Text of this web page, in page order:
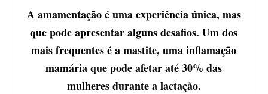
A amamentação é uma experiência única, mas
que pode apresentar alguns desafios. Um dos
mais frequentes é a mastite, uma inflamação
mamária que pode afetar até 30% das
mulheres durante a lactação.